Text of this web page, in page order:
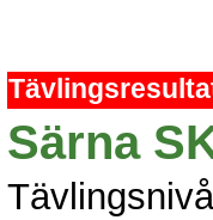
Särna